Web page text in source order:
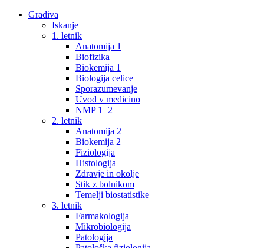
Gradiva
Iskanje
1. letnik
Anatomija 1
Biofizika
Biokemija 1
Biologija celice
Sporazumevanje
Uvod v medicino
NMP 1+2
2. letnik
Anatomija 2
Biokemija 2
Fiziologija
Histologija
Zdravje in okolje
Stik z bolnikom
Temelji biostatistike
3. letnik
Farmakologija
Mikrobiologija
Patologija